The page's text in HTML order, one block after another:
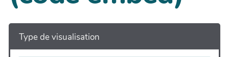
Type de visualisation